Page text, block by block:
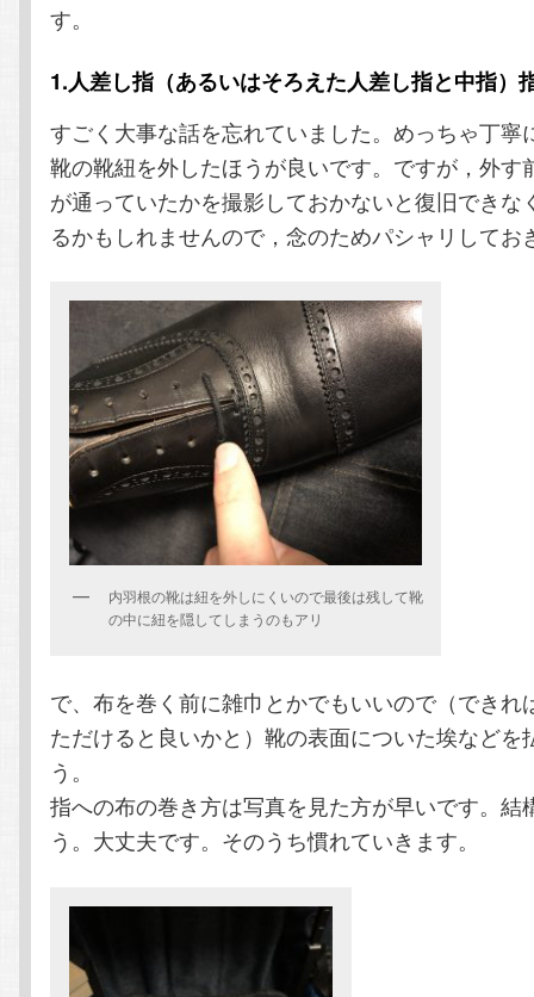
す。
1.人差し指（あるいはそろえた人差し指と中指）
すごく大事な話を忘れていました。めっちゃ丁寧
靴の靴紐を外したほうが良いです。ですが，外す
が通っていたかを撮影しておかないと復旧できな
るかもしれませんので，念のためパシャリしてお
内羽根の靴は紐を外しにくいので最後は残して靴
の中に紐を隠してしまうのもアリ
で、布を巻く前に雑巾とかでもいいので（できれ
ただけると良いかと）靴の表面についた埃などを
う。
指への布の巻き方は写真を見た方が早いです。結
う。大丈夫です。そのうち慣れていきます。